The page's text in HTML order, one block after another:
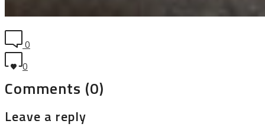
0
0
Comments (0)
Leave a reply